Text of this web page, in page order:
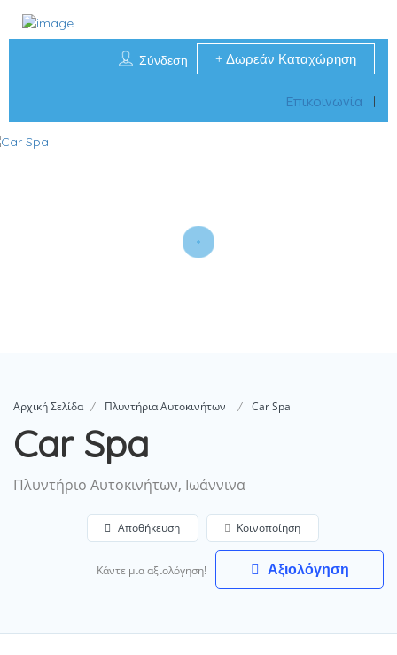
Σύνδεση Δωρεάν Καταχώρηση
Επικοινωνία
Αρχική Σελίδα Πλυντήρια Αυτοκινήτων Car Spa
Car Spa
Πλυντήριο Αυτοκινήτων, Ιωάννινα
Αποθήκευση Κοινοποίηση
Κάντε μια αξιολόγηση! Αξιολόγηση